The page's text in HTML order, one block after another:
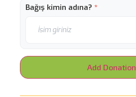
Bağış kimin adına? *
Add Donation